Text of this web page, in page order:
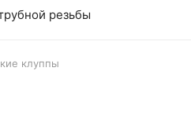
резьбы
клуппы